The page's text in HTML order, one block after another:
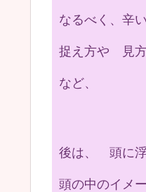
なるべく、辛
捉え方や 見方
など、
後は、 頭に浮
頭の中のイメ